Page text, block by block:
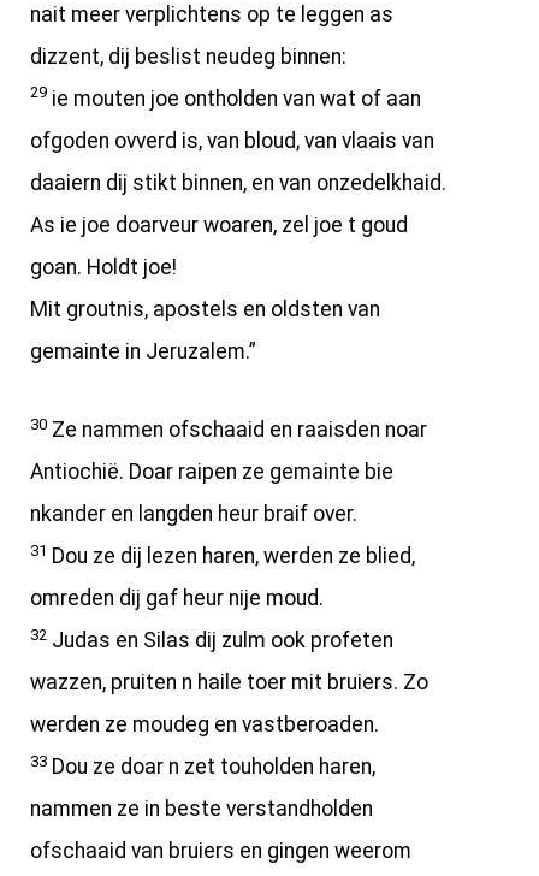
nait meer verplichtens op te leggen as
dizzent, dij beslist neudeg binnen:
29 ie mouten joe ontholden van wat of aan
ofgoden ovverd is, van bloud, van vlaais van
daaiern dij stikt binnen, en van onzedelkhaid.
As ie joe doarveur woaren, zel joe t goud
goan. Holdt joe!
Mit groutnis, apostels en oldsten van
gemainte in Jeruzalem.”
30 Ze nammen ofschaaid en raaisden noar
Antiochië. Doar raipen ze gemainte bie
nkander en langden heur braif over.
31 Dou ze dij lezen haren, werden ze blied,
omreden dij gaf heur nije moud.
32 Judas en Silas dij zulm ook profeten
wazzen, pruiten n haile toer mit bruiers. Zo
werden ze moudeg en vastberoaden.
33 Dou ze doar n zet touholden haren,
nammen ze in beste verstandholden
ofschaaid van bruiers en gingen weerom